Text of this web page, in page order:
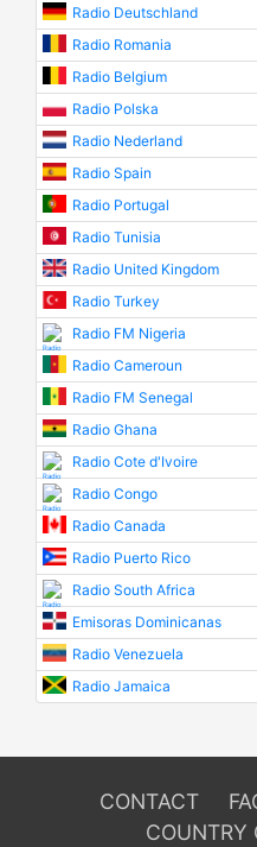
Radio Deutschland
Radio Romania
Radio Belgium
Radio Polska
Radio Nederland
Radio Spain
Radio Portugal
Radio Tunisia
Radio United Kingdom
Radio Turkey
Radio FM Nigeria
Radio Cameroun
Radio FM Senegal
Radio Ghana
Radio Cote d'Ivoire
Radio Congo
Radio Canada
Radio Puerto Rico
Radio South Africa
Emisoras Dominicanas
Radio Venezuela
Radio Jamaica
CONTACT
COUNTRY